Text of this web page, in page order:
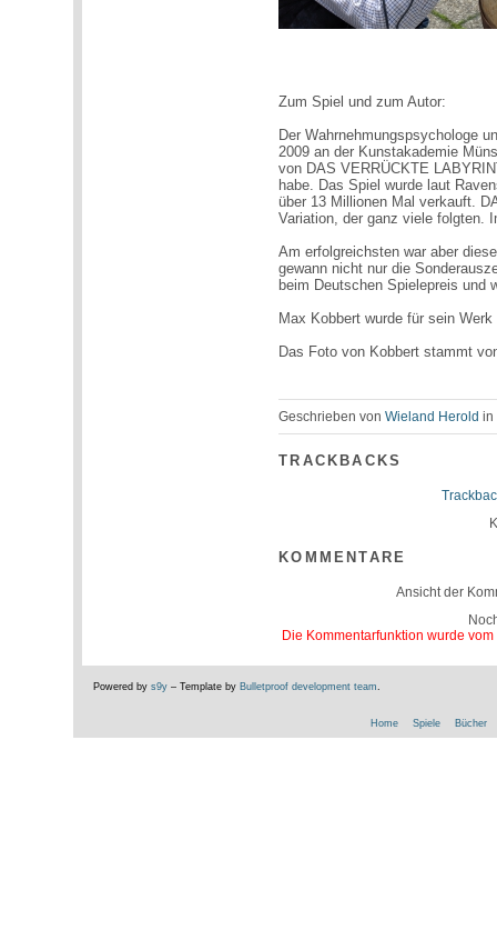
Zum Spiel und zum Autor:
Der Wahrnehmungspsychologe
2009 an der Kunstakademie
von DAS VERRÜCKTE
habe. Das Spiel wurde laut
über 13 Millionen Mal verkauft.
Variation, der ganz viele folgten.
Am erfolgreichsten war aber
gewann nicht nur die
beim Deutschen Spielepreis und
Max Kobbert wurde für sein
Das Foto von Kobbert stammt
Geschrieben vonWieland Herold in
TRACKBACKS
KOMMENTARE
Ansicht der
Die Kommentarfunktion wurde
Powered by s9y– Template by Bulletproof development team
Home Spiele Bücher